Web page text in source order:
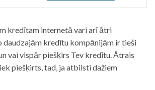
kredītam internetā vari arī ātri
daudzajām kredītu kompānijām ir tieši
vai vispār piešķirs Tev kredītu. Ātrais
piešķirts, tad, ja atbilsti dažiem